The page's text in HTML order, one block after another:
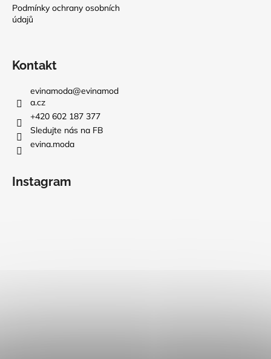
Podmínky ochrany osobních
údajů
Kontakt
evinamoda@evinamod
a.cz
+420 602 187 377
Sledujte nás na FB
evina.moda
Instagram